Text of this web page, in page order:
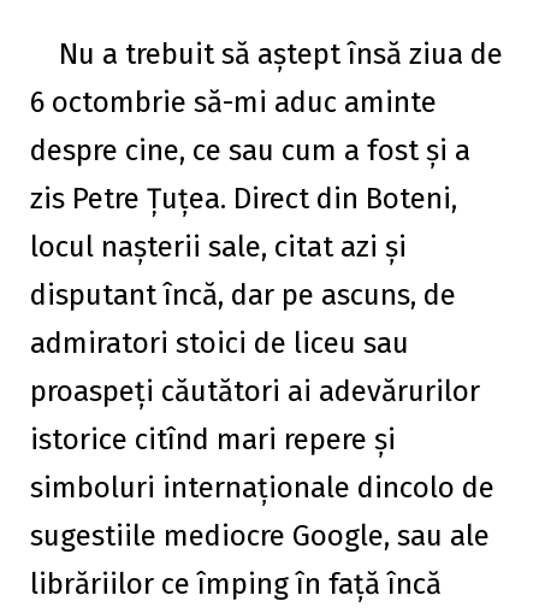
Nu a trebuit să aștept însă ziua de
6 octombrie să-mi aduc aminte
despre cine, ce sau cum a fost și a
zis Petre Țuțea. Direct din Boteni,
locul nașterii sale, citat azi și
disputant încă, dar pe ascuns, de
admiratori stoici de liceu sau
proaspeți căutători ai adevărurilor
istorice citînd mari repere și
simboluri internaționale dincolo de
sugestiile mediocre Google, sau ale
librăriilor ce împing în față încă